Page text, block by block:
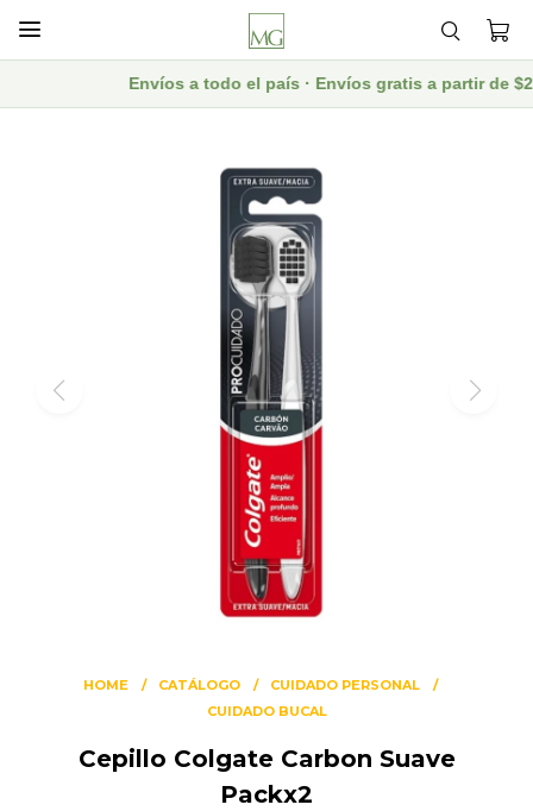

Envíos a todo el país · Envíos gratis a partir de
HOME CATÁLOGO
CUIDADO PERSONAL
CUIDADO BUCAL
Cepillo Colgate Carbon Suave
Packx2